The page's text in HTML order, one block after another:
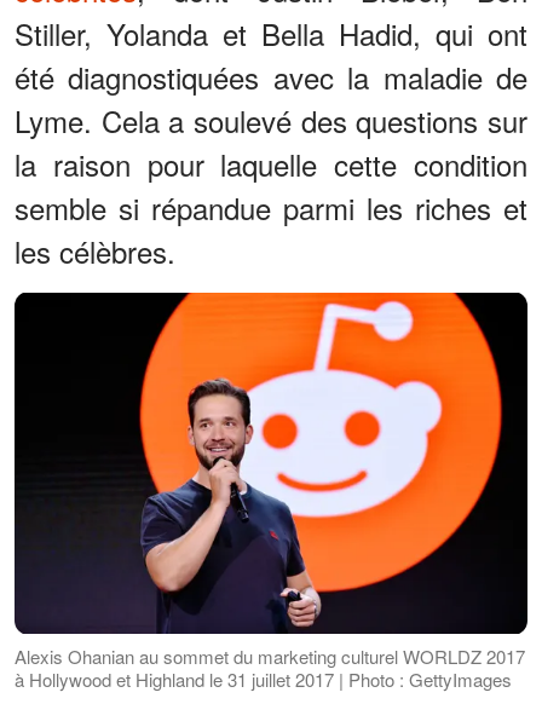
Stiller, Yolanda et Bella Hadid, qui ont
été diagnostiquées avec la maladie de
Lyme. Cela a soulevé des questions sur
la raison pour laquelle cette condition
semble si répandue parmi les riches et
les célèbres.
Alexis Ohanian au sommet du marketing culturel WORLDZ 2017
à Hollywood et Highland le 31 juillet 2017 | Photo : GettyImages